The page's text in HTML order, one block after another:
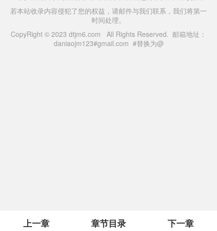
上一章 章节目录 下一章
若本站收录内容侵犯了您的权益，请邮件与我们联系，我们将第一
时间处理。
CopyRight © 2023 dtjm6.com All Rights Reserved. 邮箱地址：
daniaojm123#gmail.com #替换为@